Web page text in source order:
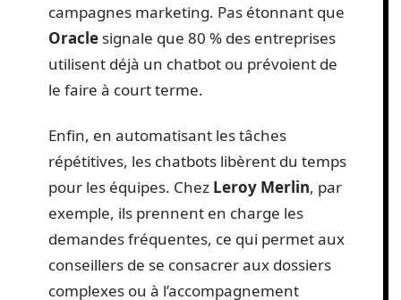
campagnes marketing. Pas étonnant que
Oracle signale que 80 % des entreprises
utilisent déjà un chatbot ou prévoient de
le faire à court terme.
Enfin, en automatisant les tâches
répétitives, les chatbots libèrent du temps
pour les équipes. Chez Leroy Merlin, par
exemple, ils prennent en charge les
demandes fréquentes, ce qui permet aux
conseillers de se consacrer aux dossiers
complexes ou à l’accompagnement